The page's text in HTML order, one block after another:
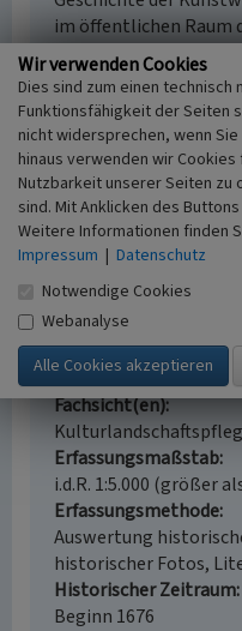
im öffentlichen Raum
Veröffentlichungen
Essen.
Grundmauern der
Gottes“ in Benrath
Schlagwörter
Wallfahrtskapelle
Straße / Hausnummer
Schwarzer Weg
Ort
40593 Düsseldorf -
Fachsicht(en)
Erfassungsmaßstab
i.d.R. 1:5.000 (größer
Erfassungsmethode
Auswertung
historischer Fotos,
Historischer Zeitraum
Beginn 1676
Wir verwenden Cookies
Dies sind zum einen
Funktionsfähigkeit der Seiten
nicht widersprechen, wenn
hinaus verwenden wir
Nutzbarkeit unserer Seiten
sind. Mit Anklicken des
Weitere Informationen finden
Impressum | Datenschutz
Notwendige Cookies
Webanalyse